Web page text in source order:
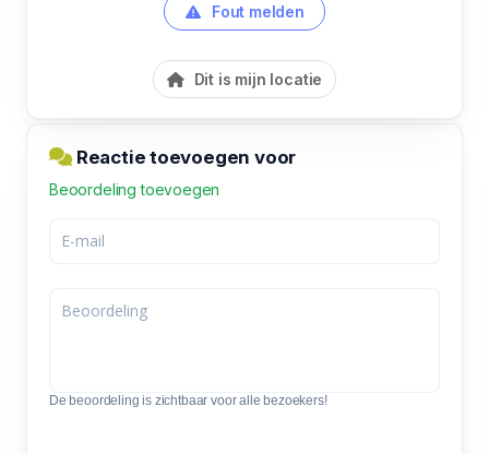
Fout melden
Dit is mijn locatie
Reactie toevoegen voor
Beoordeling toevoegen
De beoordeling is zichtbaar voor alle bezoekers!